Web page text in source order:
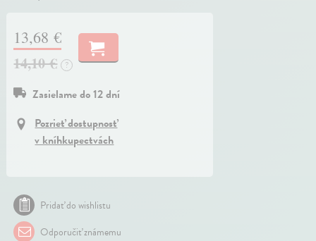
13,68 €
14,10 €
?
Zasielame do 12 dní
Pozrieť dostupnosť
v kníhkupectvách
Pridať do wishlistu
Odporučiť známemu